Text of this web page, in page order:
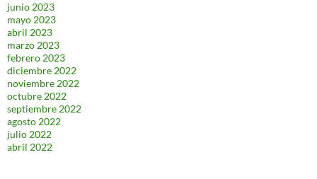
junio 2023
mayo 2023
abril 2023
marzo 2023
febrero 2023
diciembre 2022
noviembre 2022
octubre 2022
septiembre 2022
agosto 2022
julio 2022
abril 2022